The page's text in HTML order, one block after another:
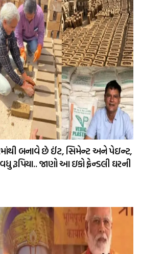
બનાવે છે ઈંટ, સિમેન્ટ અને પેઇન્ટ,
રૂપિયા.. જાણો આ ઇકો ફ્રેન્ડલી ઘરની